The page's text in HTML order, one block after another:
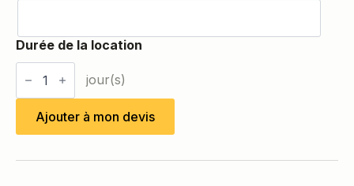
quantité
de
Ventouse
Ajouter à mon devis